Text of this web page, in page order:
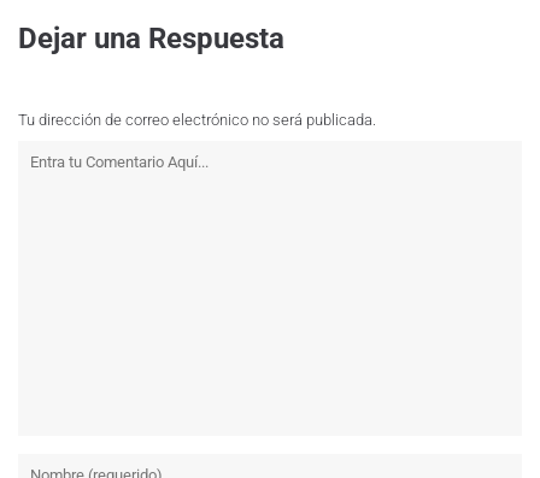
Dejar una Respuesta
Tu dirección de correo electrónico no será publicada.